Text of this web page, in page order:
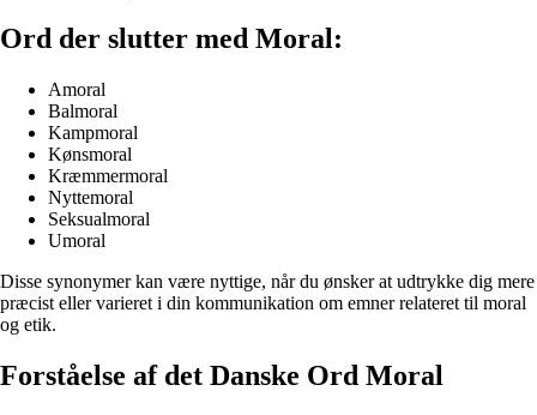
Ord der slutter med Moral:
Amoral
Balmoral
Kampmoral
Kønsmoral
Kræmmermoral
Nyttemoral
Seksualmoral
Umoral
Disse synonymer kan være nyttige, når du ønsker at udtrykke dig mere
præcist eller varieret i din kommunikation om emner relateret til moral
og etik.
Forståelse af det Danske Ord Moral